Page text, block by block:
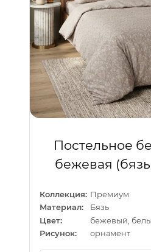
Постельное
бежевая
Коллекция: Премиум
Материал:
Бязь
Цвет:
бежевый,
Рисунок:
орнамент